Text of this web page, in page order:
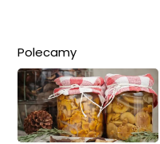
Polecamy